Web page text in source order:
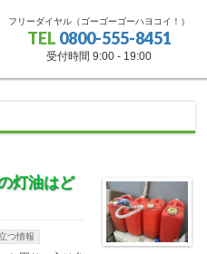
フリーダイヤル（ゴーゴーゴーハヨコイ！）
TEL 0800-555-8451
受付時間 9:00 - 19:00
灯油はど
つ情報